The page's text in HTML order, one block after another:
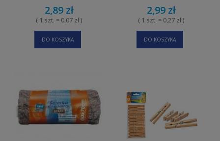
2,89 zł
( 1 szt. = 0,07 zł )
DO KOSZYKA
2,99 zł
( 1 szt. = 0,27 zł )
DO KOSZYKA